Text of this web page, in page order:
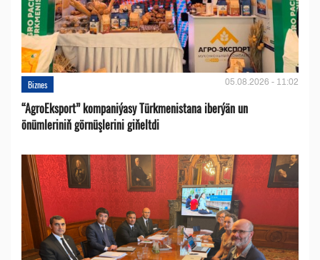
Biznes 05.08.2026 - 11:02
“AgroEksport” kompaniýasy Türkmenistana iberýän un
önümleriniň görnüşlerini giňeltdi